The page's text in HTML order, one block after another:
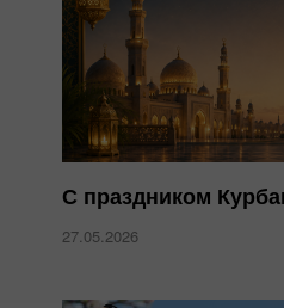
С праздником
27.05.2026